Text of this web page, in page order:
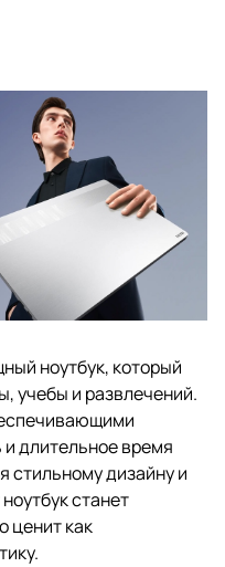
ноутбук, который
учебы и развлечений.
длительное время
стильному дизайну и
станет
ценит как